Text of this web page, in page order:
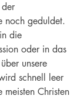
noch geduldet.
die
oder in das
unsere
schnell leer
meisten Christen